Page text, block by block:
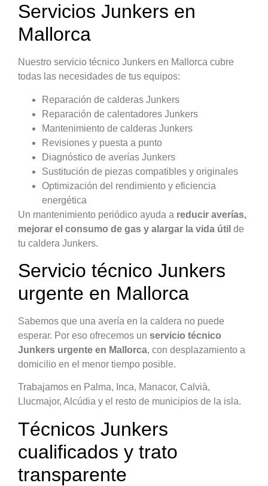
Servicios Junkers en
Mallorca
Nuestro servicio técnico Junkers en Mallorca cubre
todas las necesidades de tus equipos:
Reparación de calderas Junkers
Reparación de calentadores Junkers
Mantenimiento de calderas Junkers
Revisiones y puesta a punto
Diagnóstico de averías Junkers
Sustitución de piezas compatibles y originales
Optimización del rendimiento y eficiencia
energética
Un mantenimiento periódico ayuda a reducir averías,
mejorar el consumo de gas y alargar la vida útil de
tu caldera Junkers.
Servicio técnico Junkers
urgente en Mallorca
Sabemos que una avería en la caldera no puede
esperar. Por eso ofrecemos un servicio técnico
Junkers urgente en Mallorca, con desplazamiento a
domicilio en el menor tiempo posible.
Trabajamos en Palma, Inca, Manacor, Calvià,
Llucmajor, Alcúdia y el resto de municipios de la isla.
Técnicos Junkers
cualificados y trato
transparente